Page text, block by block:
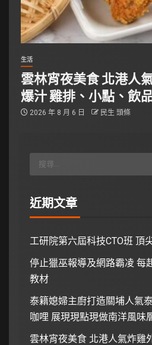
生活
雲林宵夜美食 北港人
爆汁 雞排、小點、飲
2026 年 8 月 6 日 民生 頭條
近期文章
工研院第六屆科技CTO班 頂
停止獵巫報導及網路霸凌 每
教材
泰籍媳婦主廚打造關埔人氣
咖哩 展現現點現做南洋風味
雲林宵夜美食 北港人氣炸雞